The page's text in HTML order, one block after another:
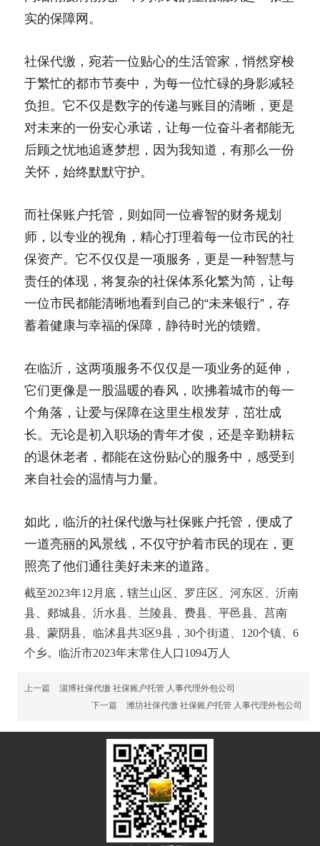
实的保障网。
社保代缴，宛若一位贴心的生活管家，悄然穿梭
于繁忙的都市节奏中，为每一位忙碌的身影减轻
负担。它不仅是数字的传递与账目的清晰，更是
对未来的一份安心承诺，让每一位奋斗者都能无
后顾之忧地追逐梦想，因为我知道，有那么一份
关怀，始终默默守护。
而社保账户托管，则如同一位睿智的财务规划
师，以专业的视角，精心打理着每一位市民的社
保资产。它不仅仅是一项服务，更是一种智慧与
责任的体现，将复杂的社保体系化繁为简，让每
一位市民都能清晰地看到自己的“未来银行”，存
蓄着健康与幸福的保障，静待时光的馈赠。
在临沂，这两项服务不仅仅是一项业务的延伸，
它们更像是一股温暖的春风，吹拂着城市的每一
个角落，让爱与保障在这里生根发芽，茁壮成
长。无论是初入职场的青年才俊，还是辛勤耕耘
的退休老者，都能在这份贴心的服务中，感受到
来自社会的温情与力量。
如此，临沂的社保代缴与社保账户托管，便成了
一道亮丽的风景线，不仅守护着市民的现在，更
照亮了他们通往美好未来的道路。
截至2023年12月底，辖兰山区、罗庄区、河东区、沂南
县、郯城县、沂水县、兰陵县、费县、平邑县、莒南
县、蒙阴县、临沭县共3区9县，30个街道、120个镇、6
个乡。临沂市2023年末常住人口1094万人
上一篇
淄博社保代缴 社保账户托管 人事代理外包公司
下一篇
潍坊社保代缴 社保账户托管 人事代理外包公司